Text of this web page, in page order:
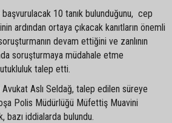
10 tanık bulunduğunu, cep
ardından ortaya çıkacak kanıtların önemli
devam ettiğini ve zanlının
soruşturmaya müdahale etme
talep etti.
Avukat Aslı Seldağ, talep edilen süreye
Polis Müdürlüğü Müfettiş Muavini
bazı iddialarda bulundu.